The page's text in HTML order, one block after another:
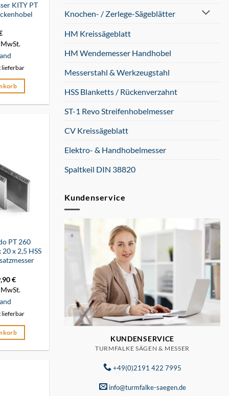
KITY PT
lieferbar
PT 260
x 2,5 HSS
€
€
Preis
ist:
lieferbar
Knochen- / Zerlege-Sägeblätter
HM Kreissägeblatt
HM Wendemesser Handhobel
Messerstahl & Werkzeugstahl
HSS Blanketts / Rückenverzahnt
ST-1 Revo Streifenhobelmesser
CV Kreissägeblatt
Elektro- & Handhobelmesser
Spaltkeil DIN 38820
Kundenservice
KUNDENSERVICE
TURMFALKE SÄGEN & MESSER
+49(0)2191 422 7995
info@turmfalke-saegen.de